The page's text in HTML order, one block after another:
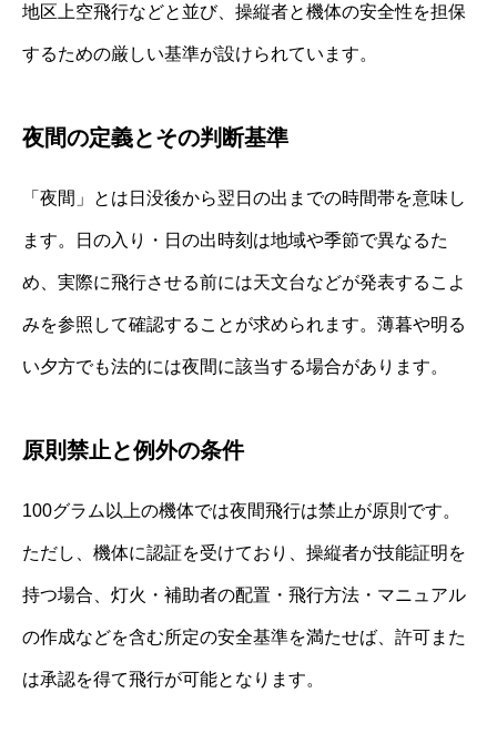
地区上空飛行などと並び、操縦者と機体の安全性を担保
するための厳しい基準が設けられています。
夜間の定義とその判断基準
「夜間」とは日没後から翌日の出までの時間帯を意味し
ます。日の入り・日の出時刻は地域や季節で異なるた
め、実際に飛行させる前には天文台などが発表するこよ
みを参照して確認することが求められます。薄暮や明る
い夕方でも法的には夜間に該当する場合があります。
原則禁止と例外の条件
100グラム以上の機体では夜間飛行は禁止が原則です。
ただし、機体に認証を受けており、操縦者が技能証明を
持つ場合、灯火・補助者の配置・飛行方法・マニュアル
の作成などを含む所定の安全基準を満たせば、許可また
は承認を得て飛行が可能となります。